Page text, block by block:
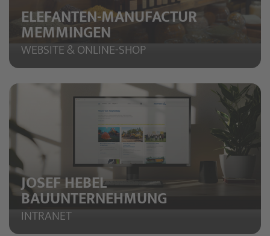
ELEFANTEN-MANUFACTUR
MEMMINGEN
WEBSITE & ONLINE-SHOP
JOSEF HEBEL
BAUUNTERNEHMUNG
INTRANET